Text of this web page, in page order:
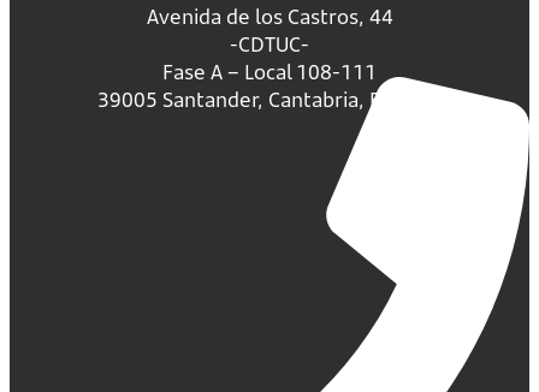
Avenida de los Castros, 44
-CDTUC-
Fase A – Local 108-111
39005 Santander, Cantabria, España.